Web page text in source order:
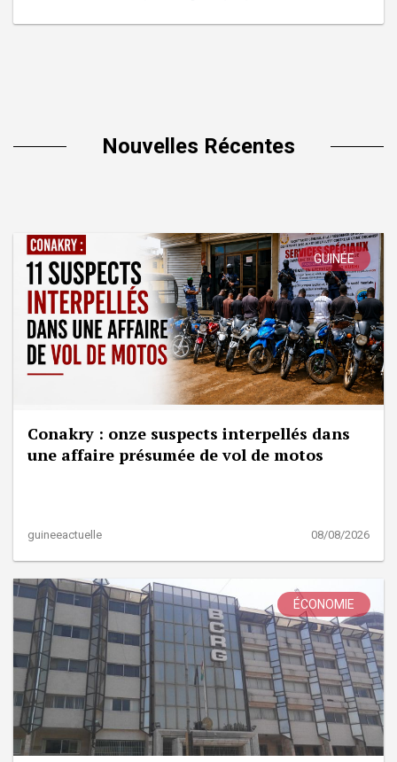
Nouvelles Récentes
GUINÉE
Conakry : onze suspects interpellés dans
une affaire présumée de vol de motos
guineeactuelle 08/08/2026
ÉCONOMIE